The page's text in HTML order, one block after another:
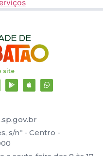
site
s/nº - Centro -